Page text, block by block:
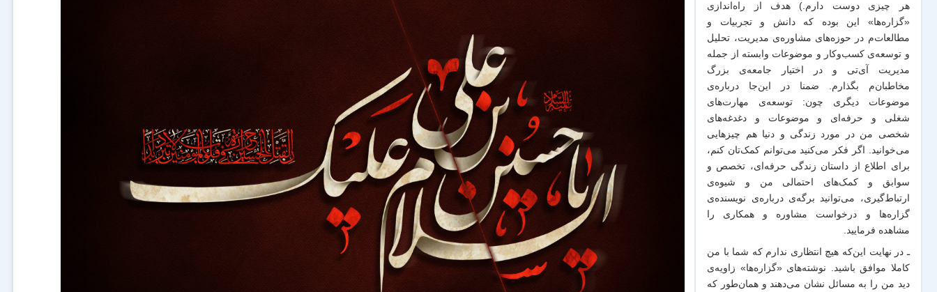
هر چیزی دوست دارم.) هدف از راه‌اندازی
«گزاره‌ها» این بوده که دانش و تجربیات‌ و
مطالعات‌م در حوزه‌های مشاوره‌ی مدیریت، تحلیل
و توسعه‌ی کسب‌وکار و موضوعات وابسته از جمله
مدیریت آی‌تی و در اختیار جامعه‌ی بزرگ
مخاطبان‌م بگذارم. ضمنا در این‌جا درباره‌ی
موضوعات دیگری چون: توسعه‌ی مهارت‌های
شغلی و حرفه‌ای و موضوعات و دغدغه‌های
شخصی من در مورد زندگی و دنیا هم چیزهایی
می‌خوانید. اگر فکر می‌کنید می‌توانم کمک‌تان کنم،
برای اطلاع از داستان زندگی حرفه‌ای، تخصص و
سوابق و کمک‌های احتمالی من و شیو‌ه‌ی
ارتباط‌گیری، می‌توانید برگه‌یدرباره‌ی نویسنده‌ی
گزاره‌ها و درخواست مشاوره و همکاری را
مشاهده فرمایید.
ـ در نهایت این‌که هیچ انتظاری ندارم که شما با من
کاملا موافق باشید. نوشته‌های «گزاره‌ها» زاویه‌ی
دید من را به مسائل نشان می‌دهند و همان‌طور که